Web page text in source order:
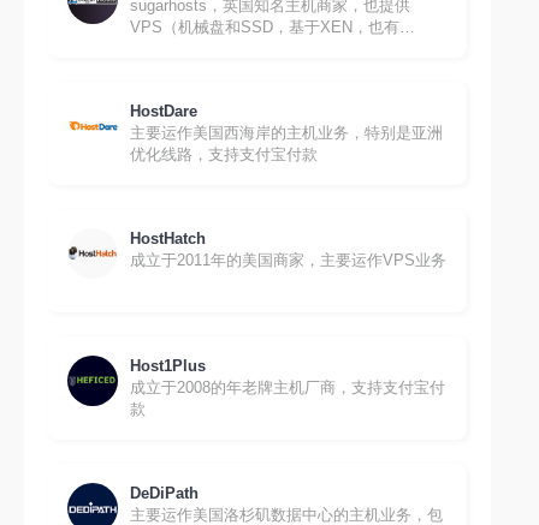
sugarhosts，英国知名主机商家，也提供
VPS（机械盘和SSD，基于XEN，也有
HostDare
主要运作美国西海岸的主机业务，特别是亚洲
优化线路，支持支付宝付款
HostHatch
成立于2011年的美国商家，主要运作VPS业务
Host1Plus
成立于2008的年老牌主机厂商，支持支付宝付
款
DeDiPath
主要运作美国洛杉矶数据中心的主机业务，包